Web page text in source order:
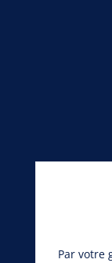
Par votre